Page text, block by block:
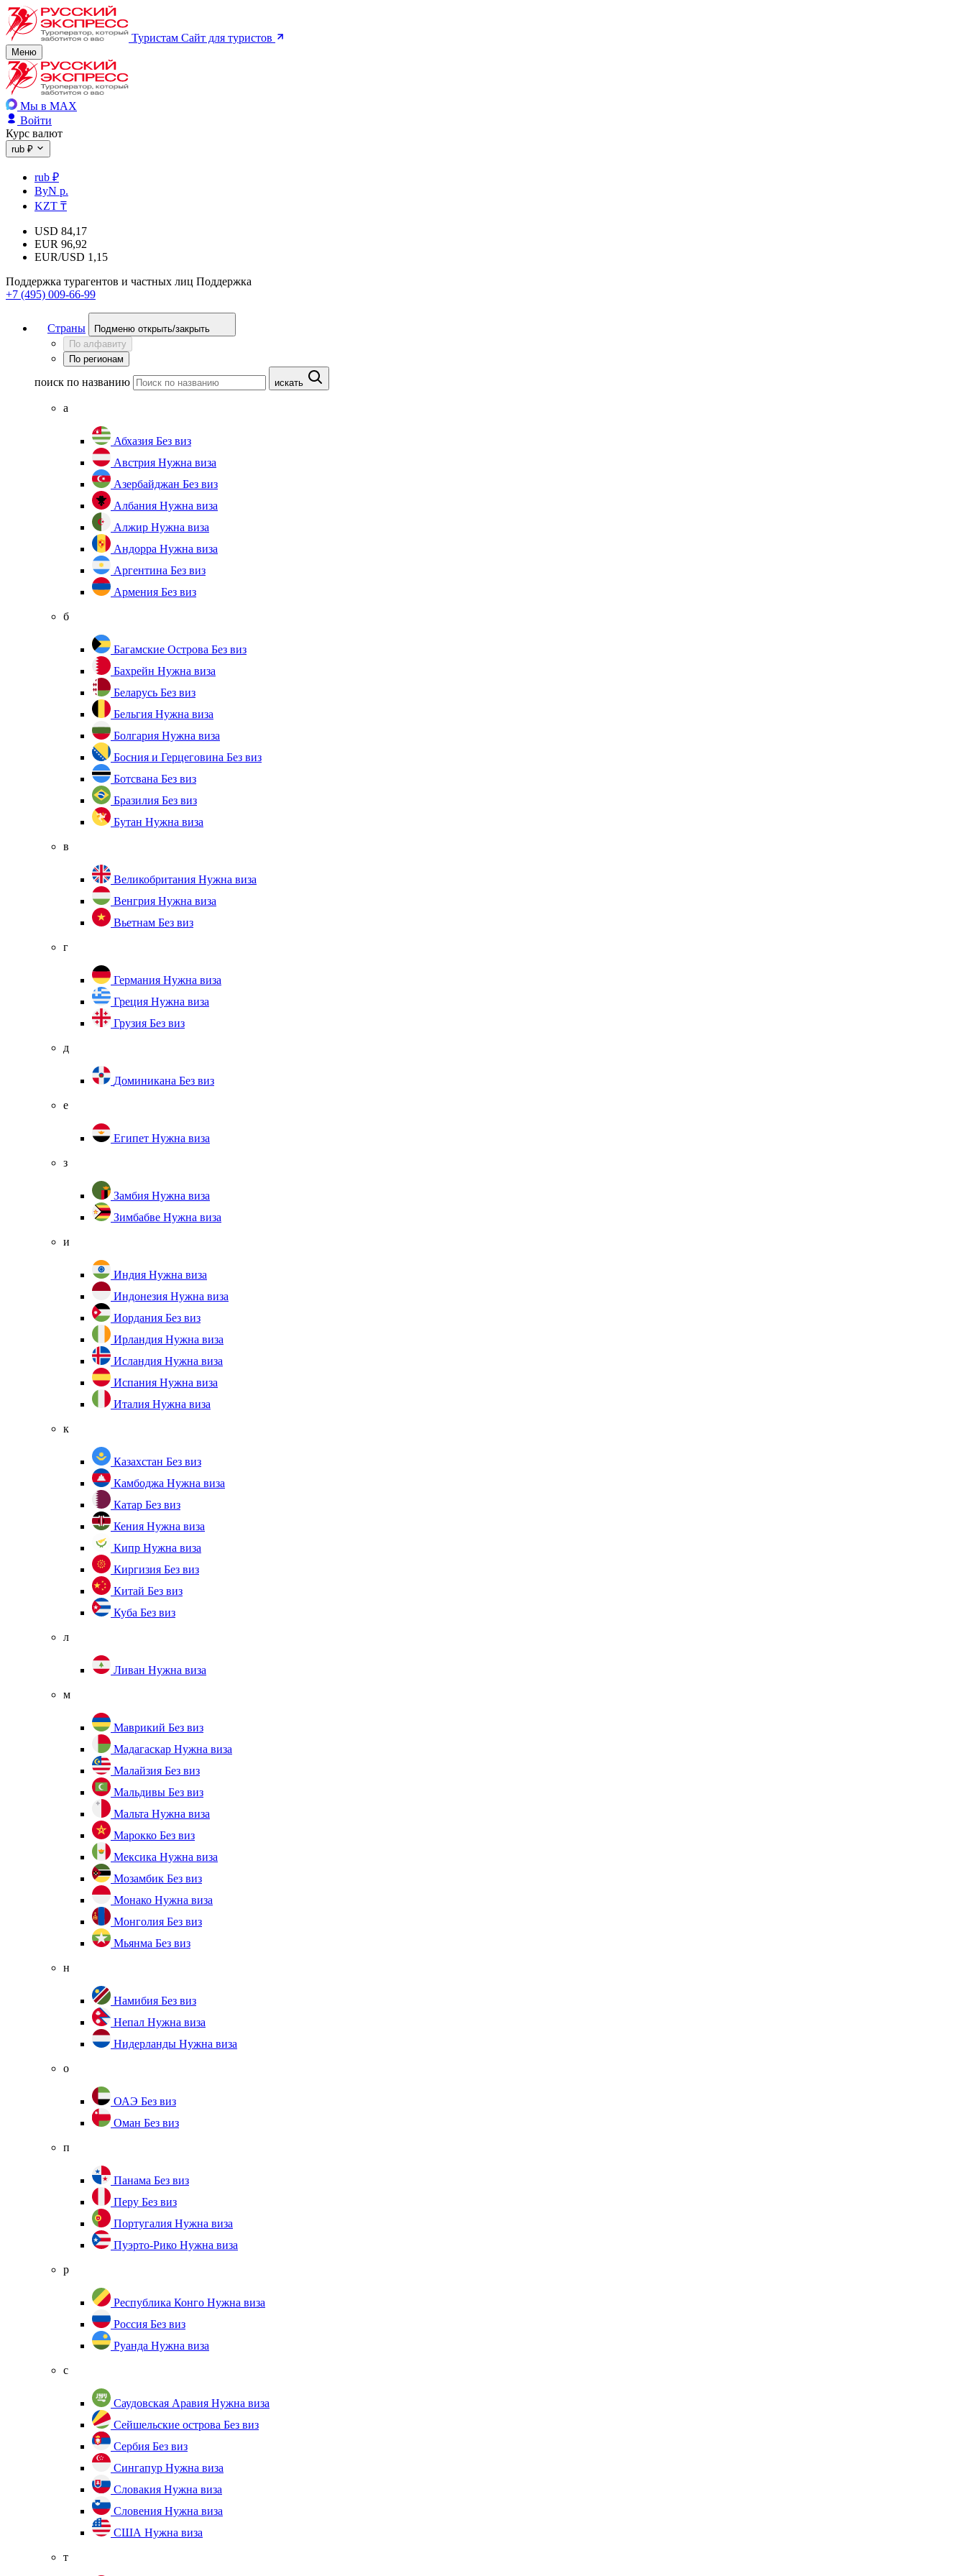
Туристам Сайт для туристов
Меню
Мы в MAX
Войти
Курс валют
rub ₽
rub ₽
ByN р.
KZT ₸
USD 84,17
EUR 96,92
EUR/USD 1,15
Поддержка турагентов и частных лиц Поддержка
+7 (495) 009-66-99
Страны
Подменю открыть/закрыть
По алфавиту
По регионам
поиск по названию искать
а
Абхазия Без виз
Австрия Нужна виза
Азербайджан Без виз
Албания Нужна виза
Алжир Нужна виза
Андорра Нужна виза
Аргентина Без виз
Армения Без виз
б
Багамские Острова Без виз
Бахрейн Нужна виза
Беларусь Без виз
Бельгия Нужна виза
Болгария Нужна виза
Босния и Герцеговина Без виз
Ботсвана Без виз
Бразилия Без виз
Бутан Нужна виза
в
Великобритания Нужна виза
Венгрия Нужна виза
Вьетнам Без виз
г
Германия Нужна виза
Греция Нужна виза
Грузия Без виз
д
Доминикана Без виз
е
Египет Нужна виза
з
Замбия Нужна виза
Зимбабве Нужна виза
и
Индия Нужна виза
Индонезия Нужна виза
Иордания Без виз
Ирландия Нужна виза
Исландия Нужна виза
Испания Нужна виза
Италия Нужна виза
к
Казахстан Без виз
Камбоджа Нужна виза
Катар Без виз
Кения Нужна виза
Кипр Нужна виза
Киргизия Без виз
Китай Без виз
Куба Без виз
л
Ливан Нужна виза
м
Маврикий Без виз
Мадагаскар Нужна виза
Малайзия Без виз
Мальдивы Без виз
Мальта Нужна виза
Марокко Без виз
Мексика Нужна виза
Мозамбик Без виз
Монако Нужна виза
Монголия Без виз
Мьянма Без виз
н
Намибия Без виз
Непал Нужна виза
Нидерланды Нужна виза
о
ОАЭ Без виз
Оман Без виз
п
Панама Без виз
Перу Без виз
Португалия Нужна виза
Пуэрто-Рико Нужна виза
р
Республика Конго Нужна виза
Россия Без виз
Руанда Нужна виза
с
Саудовская Аравия Нужна виза
Сейшельские острова Без виз
Сербия Без виз
Сингапур Нужна виза
Словакия Нужна виза
Словения Нужна виза
США Нужна виза
т